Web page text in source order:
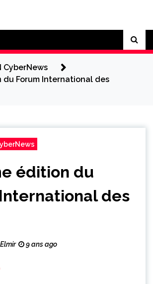
News
CyberNews
du Forum International des
édition du
des
9 ans ago